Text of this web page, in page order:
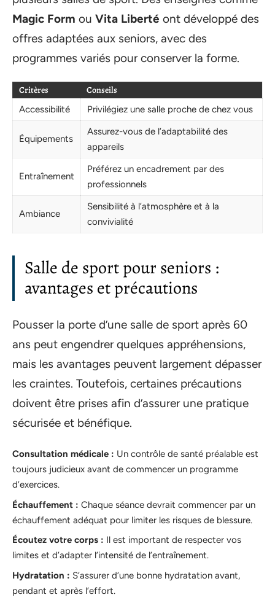
Magic Form ou Vita Liberté ont développé des
offres adaptées aux seniors, avec des
programmes variés pour conserver la forme.
Critères Conseils
Accessibilité Privilégiez une salle proche de chez vous
Équipements
Assurez-vous de l’adaptabilité des
appareils
Entraînement
Préférez un encadrement par des
professionnels
Ambiance
Sensibilité à l’atmosphère et à la
convivialité
Salle de sport pour seniors :
avantages et précautions
Pousser la porte d’une salle de sport après 60
ans peut engendrer quelques appréhensions,
mais les avantages peuvent largement dépasser
les craintes. Toutefois, certaines précautions
doivent être prises afin d’assurer une pratique
sécurisée et bénéfique.
Consultation médicale : Un contrôle de santé préalable est
toujours judicieux avant de commencer un programme
d’exercices.
Échauffement : Chaque séance devrait commencer par un
échauffement adéquat pour limiter les risques de blessure.
Écoutez votre corps : Il est important de respecter vos
limites et d’adapter l’intensité de l’entraînement.
Hydratation : S’assurer d’une bonne hydratation avant,
pendant et après l’effort.